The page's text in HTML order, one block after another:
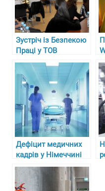
Зустріч із Безпекою
Праці у ТОВ
“Гарасимів Агро”
Дефіцит медичних
кадрів у Німеччині
та складнощі з
отриманням
ліцензій для лікарів-